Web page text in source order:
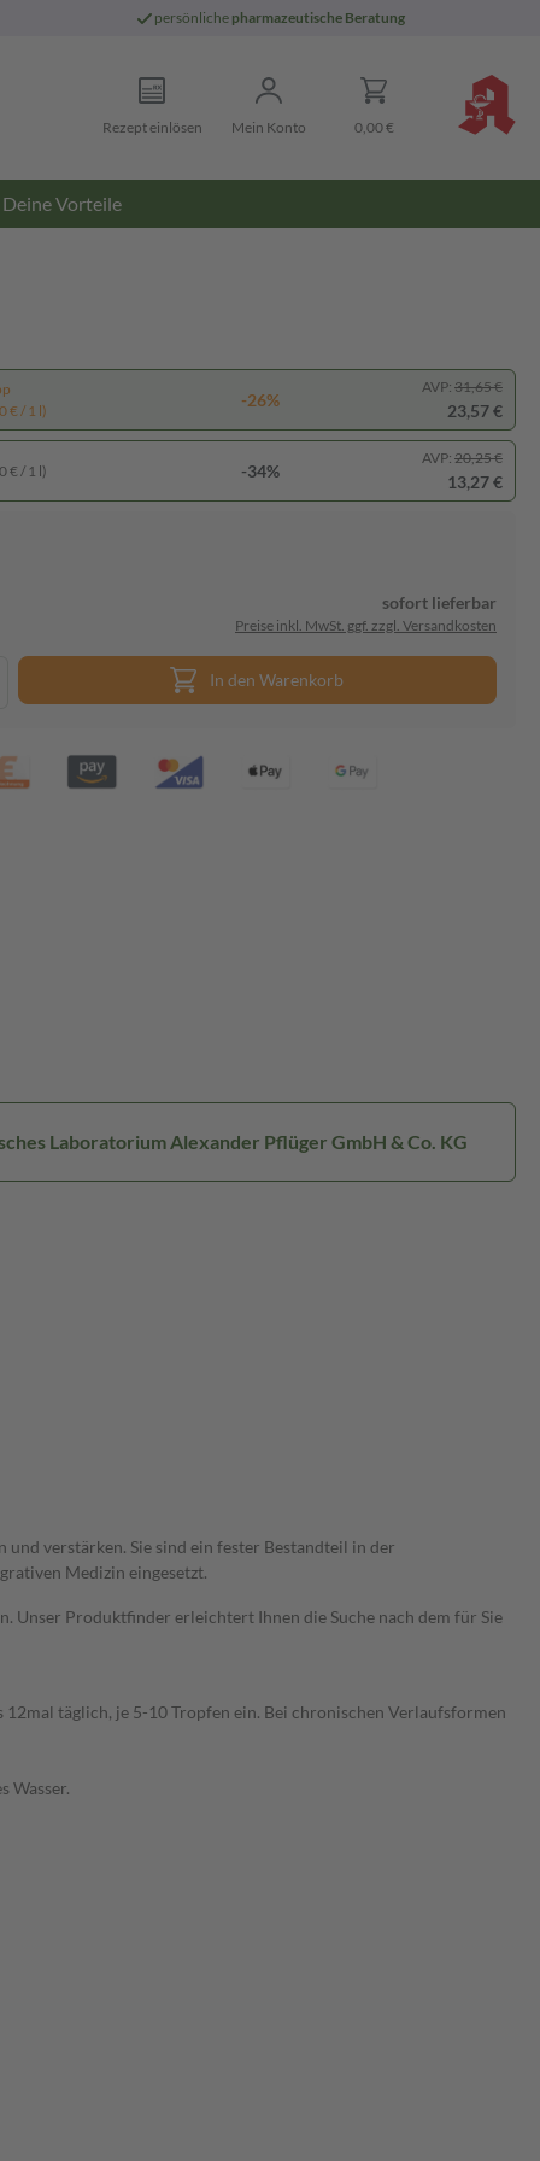
persönliche pharmazeutische Beratung
Rezept einlösen Mein Konto 0,00 €
Deine Vorteile
€ / 1 l)
-26%
AVP: 31,65 €
23,57 €
€ / 1 l) -34%
AVP: 20,25 €
13,27 €
sofort lieferbar
Preise inkl. MwSt. ggf. zzgl. Versandkosten
In den Warenkorb
Laboratorium Alexander Pflüger GmbH & Co. KG
verstärken. Sie sind ein fester Bestandteil in der
Medizin eingesetzt.
Unser Produktfinder erleichtert Ihnen die Suche nach dem für Sie
12mal täglich, je 5-10 Tropfen ein. Bei chronischen Verlaufsformen
Wasser.